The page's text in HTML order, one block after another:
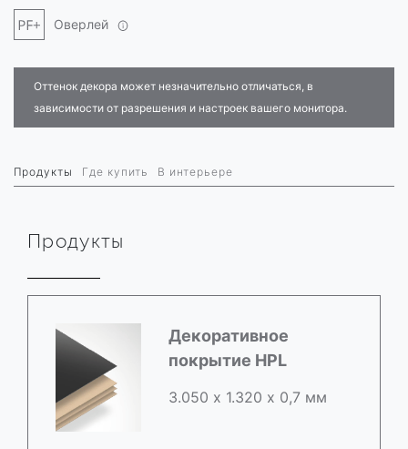
Оверлей
Оттенок декора может незначительно отличаться, в
зависимости от разрешения и настроек вашего монитора.
Продукты Где купить В интерьере
Продукты
Декоративное
покрытие HPL
3.050 х 1.320 х 0,7 мм